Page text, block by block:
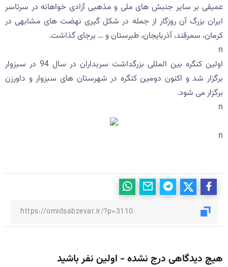
عمیقی بر سایر جنبش های ملی و مذهبی آزادی خواهانه در سرتاسر
ایران بزرگ آن روزگار از جمله در شکل گیری نهضت های مشابهی در
کرمان، سمرقند، آذربایجان، طبرستان و … برجای گذاشت.
n
اولین کنگره بین المللی بزرگداشت سربداران در سال 94 در سبزوار
برگزار شد و اکنون دومین کنگره در شهرستان های سبزوار و داورزن
برگزار می شود.
n
n
هیچ دیدگاهی درج نشده - اولین نفر باشید